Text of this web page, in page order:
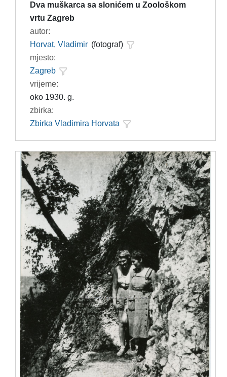
Dva muškarca sa slonićem u Zoološkom
vrtu Zagreb
autor:
Horvat, Vladimir (fotograf)
mjesto:
Zagreb
vrijeme:
oko 1930. g.
zbirka:
Zbirka Vladimira Horvata